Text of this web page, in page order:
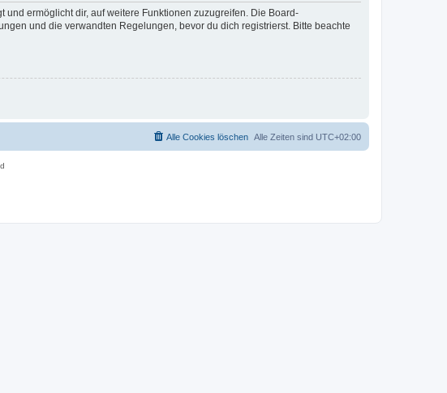
ermöglicht dir, auf weitere Funktionen zuzugreifen. Die Board-
und die verwandten Regelungen, bevor du dich registrierst. Bitte beachte
Alle Zeiten sind UTC+02:00
Alle Cookies löschen